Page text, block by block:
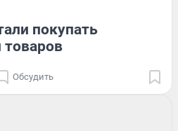
покупать
Обсудить